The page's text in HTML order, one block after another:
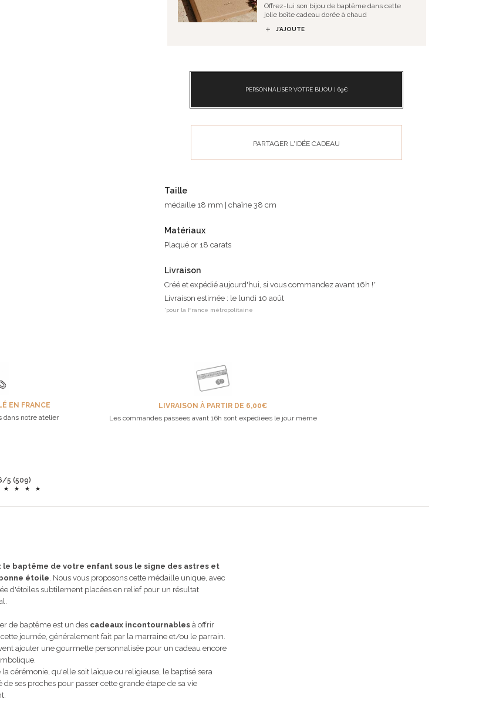
Offrez-lui son bijou de baptême dans cette
jolie boîte cadeau dorée à chaud
J’AJOUTE
PERSONNALISER VOTRE BIJOU | 69€
PARTAGER L'IDÉE CADEAU
Taille
médaille 18 mm | chaîne 38 cm
Matériaux
Plaqué or 18 carats
Livraison
Créé et expédié aujourd'hui, si vous commandez avant 16h !*
Livraison estimée : le lundi 10 août
*pour la France métropolitaine
EN FRANCE
dans notre atelier
LIVRAISON À PARTIR DE 6,00€
Les commandes passées avant 16h sont expédiées le jour même
5 (509)
le baptême de votre enfant sous le signe des astres et
étoile . Nous vous proposons cette médaille unique, avec
d'étoiles subtilement placées en relief pour un résultat
de baptême est un des cadeaux incontournablesà offrir
cette journée, généralement fait par la marraine et/ou le parrain.
ajouter une gourmette personnalisée pour un cadeau encore
la cérémonie, qu'elle soit laïque ou religieuse, le baptisé sera
de ses proches pour passer cette grande étape de sa vie